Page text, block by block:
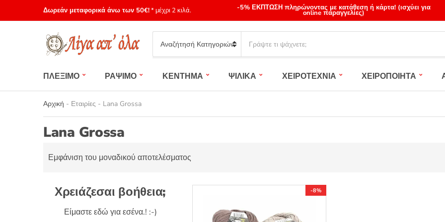
Δωρεάν μεταφορικά άνω των 50€!* μέχρι 2 κιλά. -5% ΕΚΠΤΩΣΗ πληρώνοντας με κατάθεση ή κάρτα! (ισχύει για
online παραγγελίες)
Category
name
a
c
h
:
ΠΛΕΞΙΜΟ ΡΑΨΙΜΟ ΚΕΝΤΗΜΑ ΨΙΛΙΚΑ ΧΕΙΡΟΤΕΧΝΙΑ ΧΕΙΡΟΠΟΙΗΤΑ
Αρχική - Εταιρίες - Lana Grossa
Lana Grossa
Εμφάνιση του μοναδικού αποτελέσματος
-8%
Χρειάζεσαι βοήθεια;
Είμαστε εδώ για εσένα.! :-)